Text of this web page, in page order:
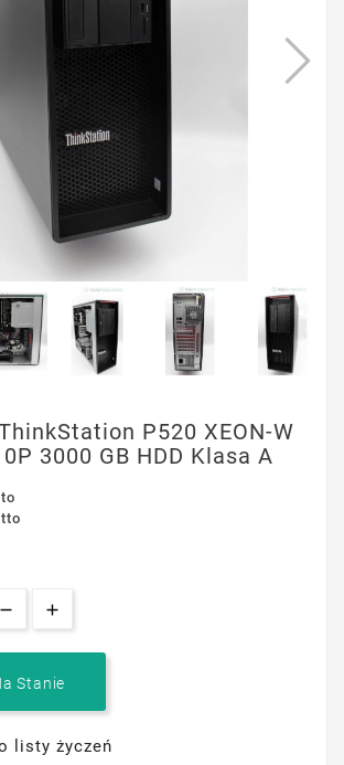
P520 XEON-W
3000 GB HDD Klasa A
Stanie
listy życzeń